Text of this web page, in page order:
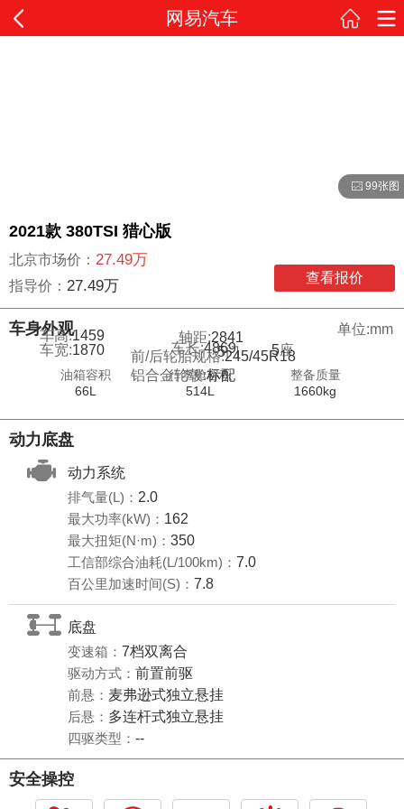
网易汽车
99张图
2021款 380TSI 猎心版
北京市场价： 27.49万
指导价： 27.49万 查看报价
车身外观
单位:mm
车长:4869
车宽:1870 5座
5门
车高:1459 轴距:2841
前/后轮胎规格:245/45R18
铝合金轮毂:标配
油箱容积
66L
行李舱容积
514L
整备质量
1660kg
动力底盘
动力系统
排气量(L)： 2.0
最大功率(kW)： 162
最大扭矩(N·m)： 350
工信部综合油耗(L/100km)： 7.0
百公里加速时间(S)： 7.8
底盘
变速箱： 7档双离合
驱动方式： 前置前驱
前悬： 麦弗逊式独立悬挂
后悬： 多连杆式独立悬挂
四驱类型： --
安全操控